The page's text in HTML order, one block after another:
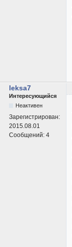
leksa7
Интересующийся
Неактивен
Зарегистрирован:
2015.08.01
Сообщений: 4